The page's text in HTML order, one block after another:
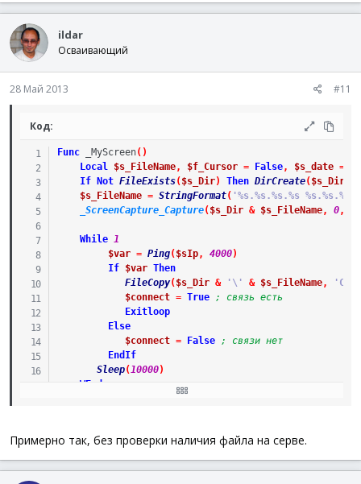
ildar
Осваивающий
28 Май 2013 #11
Код:
Func _MyScreen( )
Local
$s_FileName, $f_Cursor = False, $s_date =
If
Not FileExists( $s_Dir) Then DirCreate( $s_Dir
$s_FileName = StringFormat( '%s.%s.%s.%s
_ScreenCapture_Capture( $s_Dir & $s_FileName, 0,
While 1
$var = Ping( $sIp, 4000)
If
$var Then
FileCopy( $s_Dir & '\' & $s_FileName,
$connect = True
; связь есть
Exitloop
Else
$connect = False
; связи нет
EndIf
Sleep(10000)
WEnd
Примерно так, без проверки наличия файла на серве.